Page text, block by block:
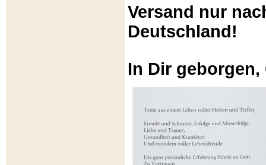
Versand nur
Deutschland!
In Dir geborgen,